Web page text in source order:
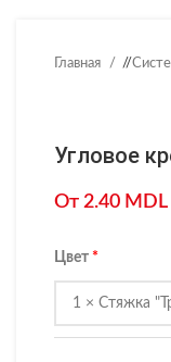
Главная /
Угловое
От 2.40 MDL
Цвет